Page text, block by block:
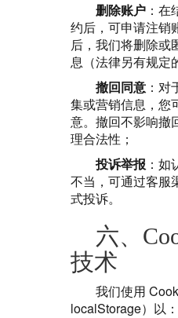
删除账户 ：
约后，可申请注销
后，我们将删除或
息（法律另有规定
撤回同意 ：
集或营销信息，您
意。撤回不影响撤
理合法性；
投诉举报 ：
不当，可通过客服
式投诉。
六、
技术
我们使用
localStorage）以：